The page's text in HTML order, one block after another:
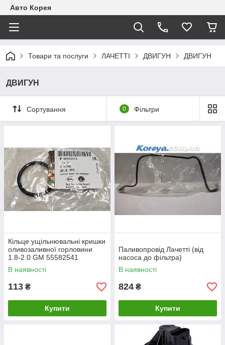
Авто Корея
Товари та послуги ЛАЧЕТТІ ДВИГУН ДВИГУН
ДВИГУН
Сортування 0 Фільтри
Кільце ущільнювальні кришки
оливозаливної горловини
1.8-2.0 GM 55582541
В наявності
113 ₴
Купити
Паливопровід Лачетті (від
насоса до фільтра)
В наявності
824 ₴
Купити